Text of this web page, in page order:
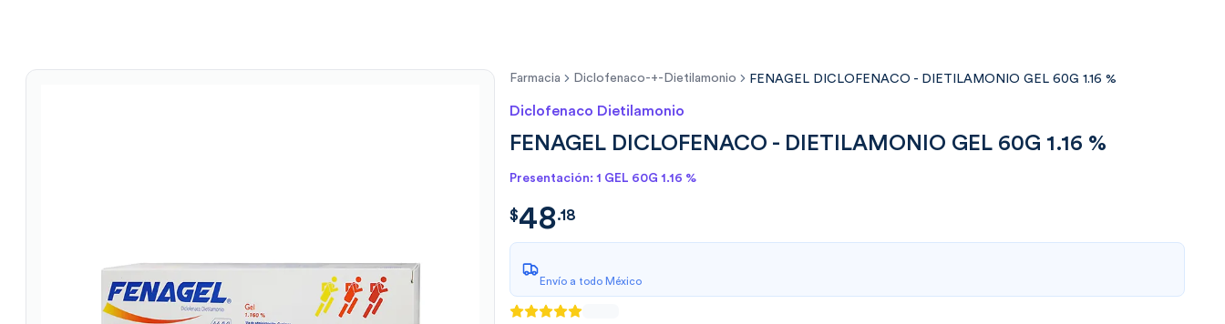
Farmacia Diclofenaco-+-Dietilamonio FENAGEL DICLOFENACO - DIETILAMONIO GEL 60G 1.16 %
Diclofenaco Dietilamonio
FENAGEL DICLOFENACO - DIETILAMONIO GEL 60G 1.16 %
Presentación: 1 GEL 60G 1.16 %
$48.1800
$48.18
Envío a todo México